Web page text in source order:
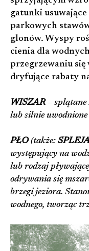
gatunki
parkowych
glonów. Wyspy
cienia dla
przegrzewaniu się
dryfujące rabaty
WISZAR– splątane
lub silnie
PŁO(także:
występujący na
lub rodzaj
odrywania się
brzegi jeziora.
wodnego, tworząc